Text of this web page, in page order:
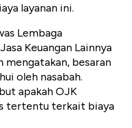
layanan ini.
Lembaga
Keuangan Lainnya
mengatakan, besaran
oleh nasabah.
apakah OJK
tertentu terkait biaya